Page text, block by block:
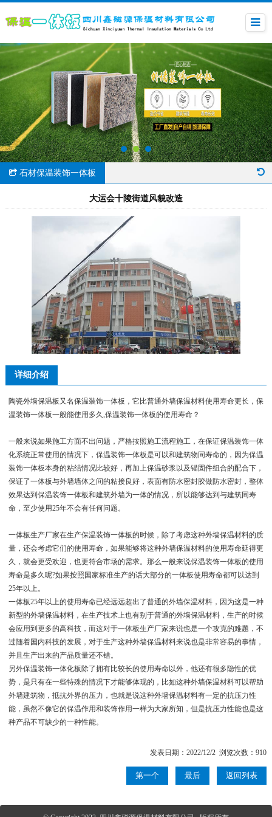
石材保温装饰一体板
大运会十陵街道风貌改造
详细介绍
陶瓷外墙保温板又名保温装饰一体板，它比普通外墙保温材料使用寿命更长，保
温装饰一体板一般能使用多久,保温装饰一体板的使用寿命？
一般来说如果施工方面不出问题，严格按照施工流程施工，在保证保温装饰一体
化系统正常使用的情况下，保温装饰一体板是可以和建筑物同寿命的，因为保温
装饰一体板本身的粘结情况比较好，再加上保温砂浆以及锚固件组合的配合下，
保证了一体板与外墙墙体之间的粘接良好，表面有防水密封胶做防水密封，整体
效果达到保温装饰一体板和建筑外墙为一体的情况，所以能够达到与建筑同寿
命，至少使用25年不会有任何问题。
一体板生产厂家在生产保温装饰一体板的时候，除了考虑这种外墙保温材料的质
量，还会考虑它们的使用寿命，如果能够将这种外墙保温材料的使用寿命延得更
久，就会更受欢迎，也更符合市场的需求。那么一般来说保温装饰一体板的使用
寿命是多久呢?如果按照国家标准生产的话大部分的一体板使用寿命都可以达到
25年以上。
一体板25年以上的使用寿命已经远远超出了普通的外墙保温材料，因为这是一种
新型的外墙保温材料，在生产技术上也有别于普通的外墙保温材料，生产的时候
会应用到更多的高科技，而这对于一体板生产厂家来说也是一个攻克的难题，不
过随着国内科技的发展，对于生产这种外墙保温材料来说也是非常容易的事情，
并且生产出来的产品质量还不错。
另外保温装饰一体化板除了拥有比较长的使用寿命以外，他还有很多隐性的优
势，是只有在一些特殊的情况下才能够体现的，比如这种外墙保温材料可以帮助
外墙建筑物，抵抗外界的压力，也就是说这种外墙保温材料有一定的抗压力性
能，虽然不像它的保温作用和装饰作用一样为大家所知，但是抗压力性能也是这
种产品不可缺少的一种性能。
发表日期：2022/12/2 浏览次数：910
第一个 最后 返回列表